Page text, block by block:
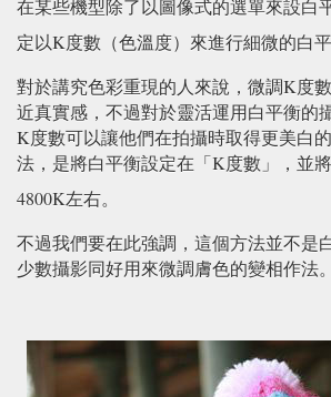
在某些機型除了以圖像式的選單來設白
定以K度數（色溫度）來進行細微的白
對於講究色彩重現的人來說，微調K度
近真實感，不過對於靈活運用白平衡的
K度數可以讓他們在拍攝時取得更美白
法，是將白平衡設定在「 K度數」，並將
4800K左右。
不過我們要在此強調，這個方法並不是
少數攝影同好用來微調膚色的變相作法。